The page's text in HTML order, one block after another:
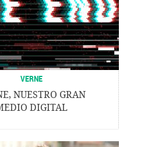
VERNE
NUESTRO GRAN
DIGITAL